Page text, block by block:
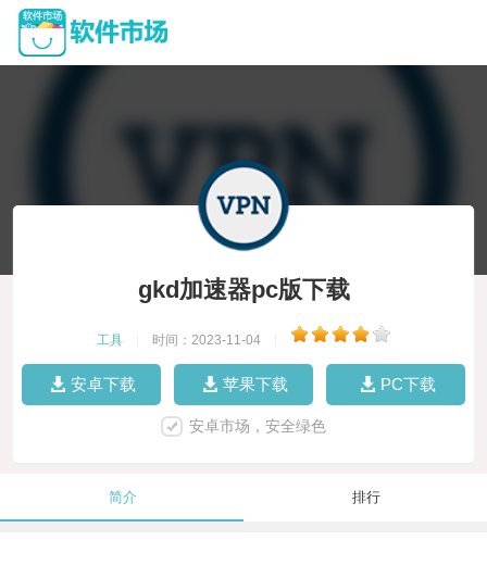
gkd加速器pc版下载
工具 时间：2023-11-04
安卓下载 苹果下载 PC下载
安卓市场，安全绿色
简介 排行